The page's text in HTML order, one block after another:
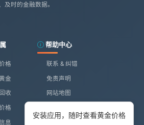
安装应用，随时查看黄金价格
及时的金融数据。
格
金
收
格
息
帮助中心
联系 & 纠错
免责声明
网站地图